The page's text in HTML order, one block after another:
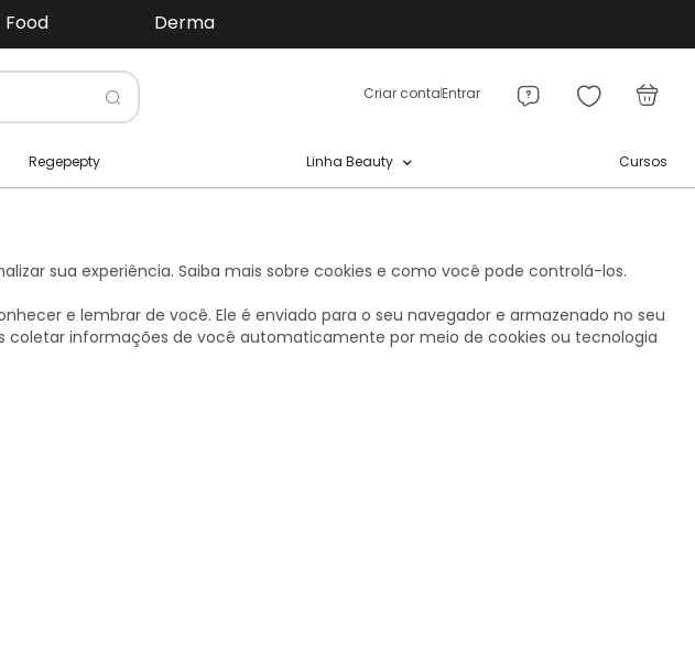
Food Derma
Criar contaEntrar
Pesquisa
Regepepty Linha Beauty Cursos
sua experiência. Saiba mais sobre cookies e como você pode controlá-los.
e lembrar de você. Ele é enviado para o seu navegador e armazenado no seu
coletar informações de você automaticamente por meio de cookies ou tecnologia